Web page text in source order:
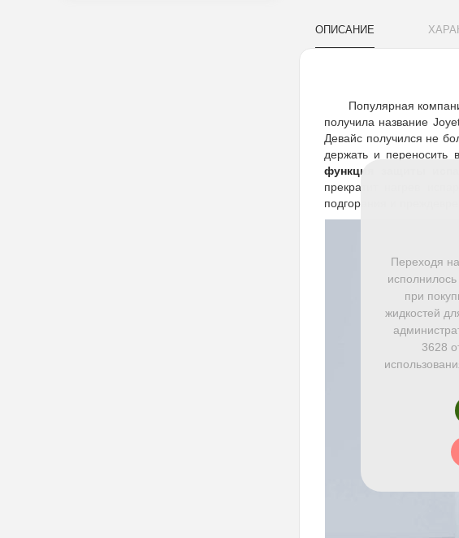
ОПИСАНИЕ
Популярная
получила название
Девайс получился не
держать и переносить
функция защиты
прекратит нагрев
подгорания и
Переходя
при
жидкостей
3628